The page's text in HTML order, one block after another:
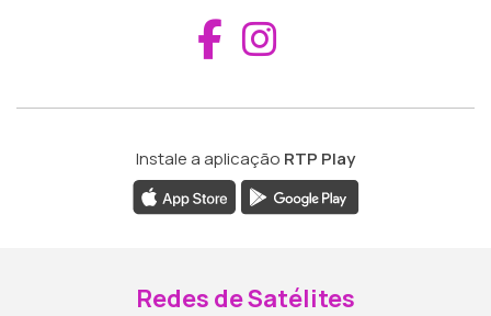
Aceder ao
Instale a aplicação RTP Play
Redes de Satélites